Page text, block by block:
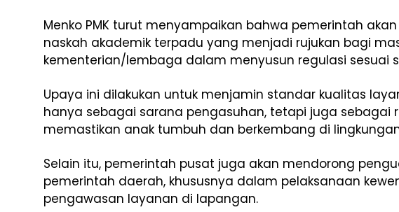
Menko PMK turut menyampaikan bahwa pemerintah
naskah akademik terpadu yang menjadi rujukan bagi
kementerian/lembaga dalam menyusun regulasi sesuai
Upaya ini dilakukan untuk menjamin standar kualitas
hanya sebagai sarana pengasuhan, tetapi juga sebagai
memastikan anak tumbuh dan berkembang di
Selain itu, pemerintah pusat juga akan mendorong
pemerintah daerah, khususnya dalam pelaksanaan
pengawasan layanan di lapangan.